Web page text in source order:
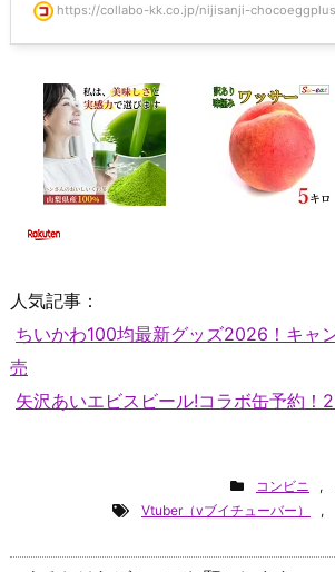
https://collabo-kk.co.jp/nijisanji-
人気記事：
ちいかわ100均最新グッズ2026！キャ
売
矢沢あいエビスビール!コラボ缶予約！
コンビニ ,
Vtuber（vブイチューバー）
,